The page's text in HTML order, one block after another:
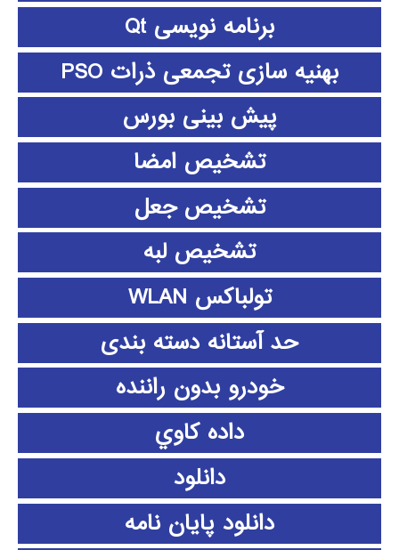
برنامه نویسی Qt
بهنیه سازی تجمعی ذرات PSO
پیش بینی بورس
تشخیص امضا
تشخیص جعل
تشخیص لبه
تولباکس WLAN
حد آستانه دسته بندی
خودرو بدون راننده
داده كاوي
دانلود
دانلود پايان نامه